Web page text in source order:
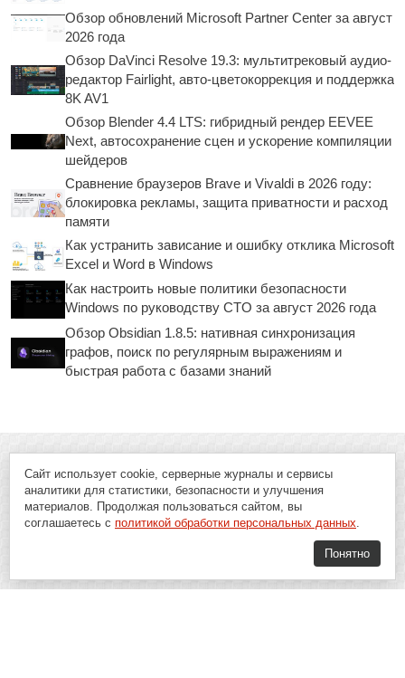
Обзор обновлений Microsoft Partner Center за август
2026 года
Обзор DaVinci Resolve 19.3: мультитрековый аудио-
редактор Fairlight, авто-цветокоррекция и поддержка
8K AV1
Обзор Blender 4.4 LTS: гибридный рендер EEVEE
Next, автосохранение сцен и ускорение компиляции
шейдеров
Сравнение браузеров Brave и Vivaldi в 2026 году:
блокировка рекламы, защита приватности и расход
памяти
Как устранить зависание и ошибку отклика Microsoft
Excel и Word в Windows
Как настроить новые политики безопасности
Windows по руководству CTO за август 2026 года
Обзор Obsidian 1.8.5: нативная синхронизация
графов, поиск по регулярным выражениям и
быстрая работа с базами знаний
Сайт использует cookie, серверные журналы и сервисы
аналитики для статистики, безопасности и улучшения
материалов. Продолжая пользоваться сайтом, вы
соглашаетесь с политикой обработки персональных данных.
Понятно